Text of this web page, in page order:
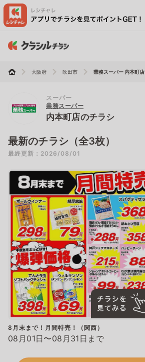
大阪府 吹田市 業務スーパー 内本町店
スーパー
業務スーパー
内本町店のチラシ
最新のチラシ（全3枚）
最終更新：2026/08/01
8月末まで！月間特売！（関西）
08月01日〜08月31日まで